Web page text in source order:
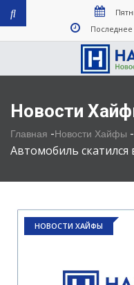
Последнее
Новости
Главная -Новости Хайфы -
Автомобиль
НОВОСТИ ХАЙФЫ